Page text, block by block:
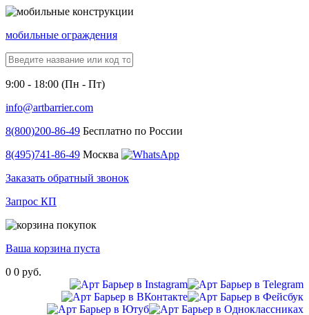
мобильные ограждения
9:00 - 18:00 (Пн - Пт)
info@artbarrier.com
8(800)200-86-49 Бесплатно по России
8(495)741-86-49 Москва
Заказать обратный звонок
Запрос КП
Ваша корзина пуста
0 0 руб.